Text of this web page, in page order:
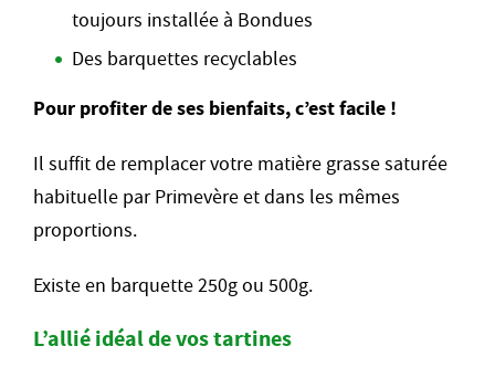
toujours installée à Bondues
Des barquettes recyclables
Pour profiter de ses bienfaits, c’est facile !
Il suffit de remplacer votre matière grasse saturée
habituelle par Primevère et dans les mêmes
proportions.
Existe en barquette 250g ou 500g.
L’allié idéal de vos tartines